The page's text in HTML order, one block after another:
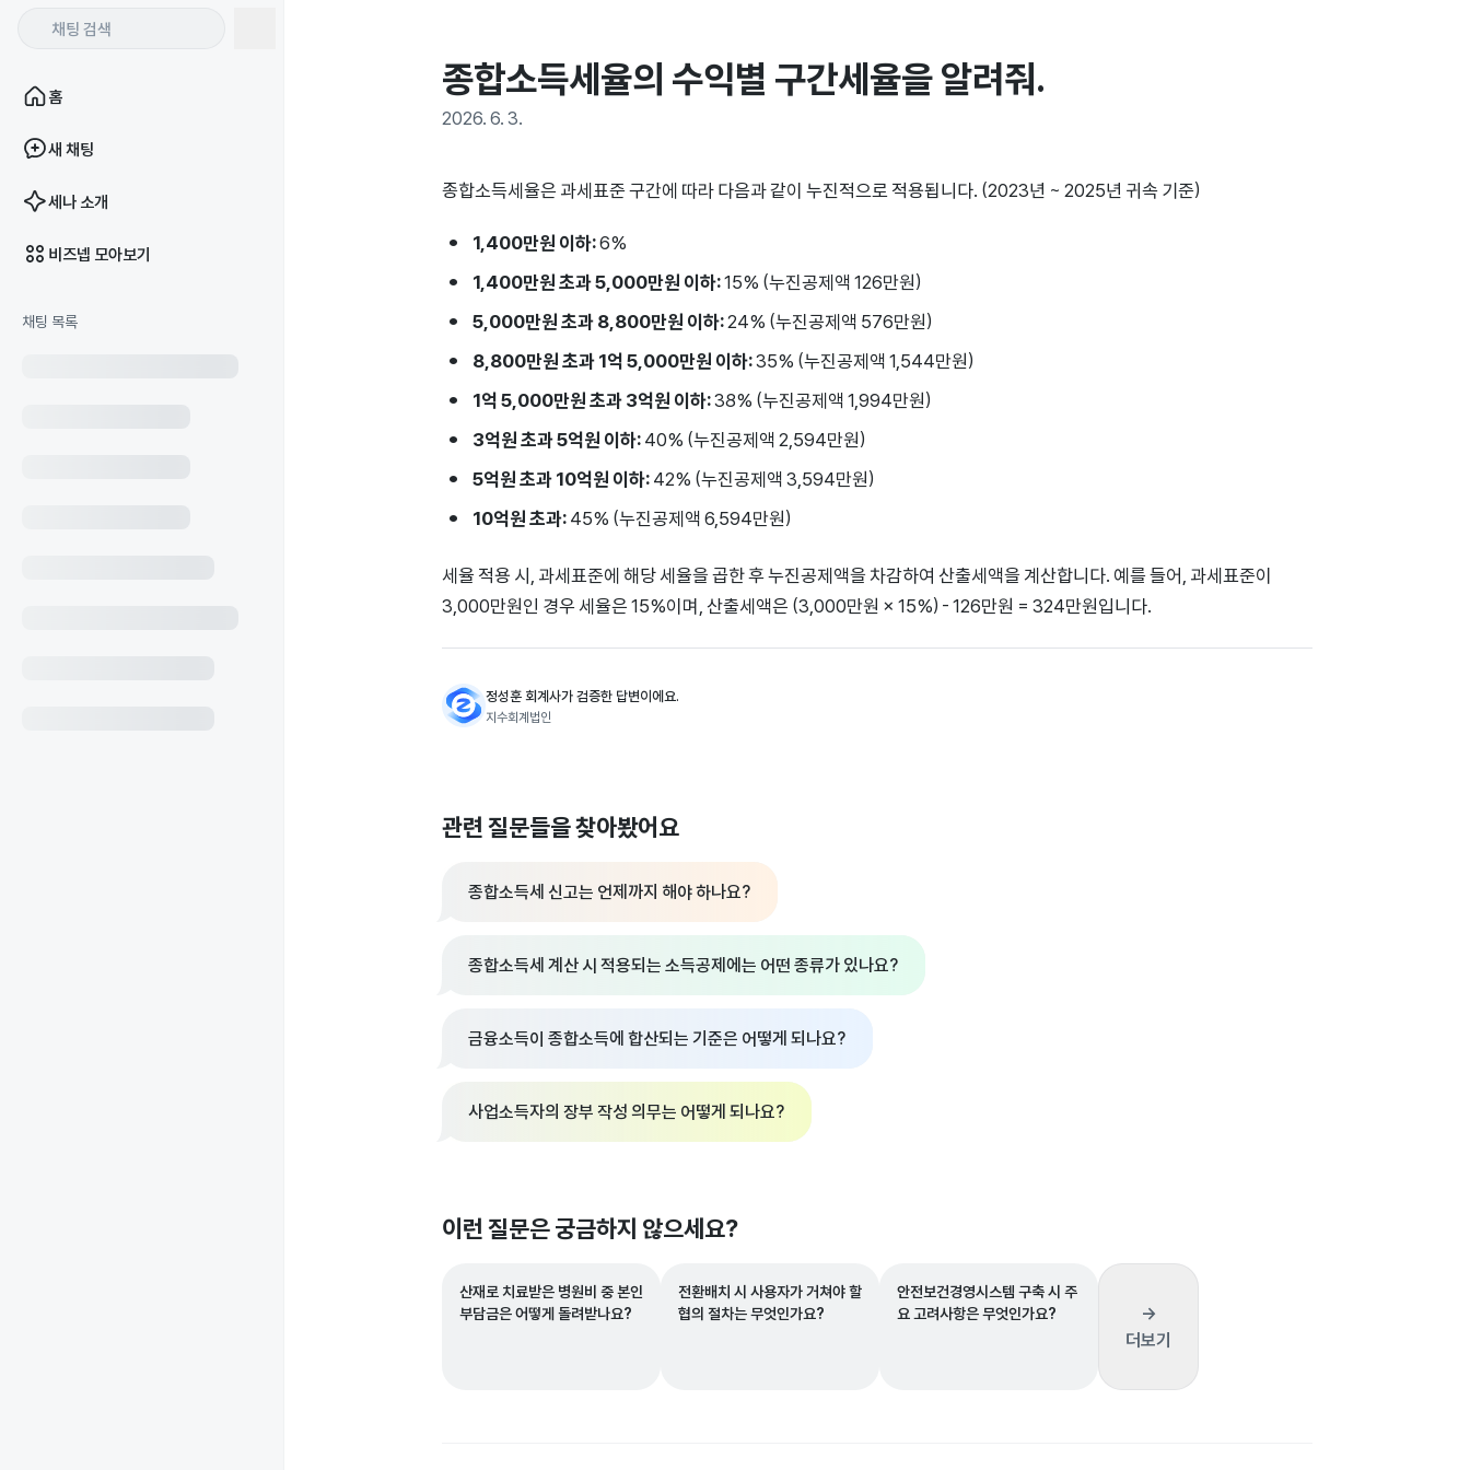
홈
새 채팅
세나 소개
비즈넵 모아보기
채팅 목록
종합소득세율의 수익별 구간세율을 알려줘.
2026. 6. 3.
종합소득세율은 과세표준 구간에 따라 다음과 같이 누진적으로 적용됩니다. (2023년 ~ 2025년 귀속 기준)
1,400만원 이하:6%
1,400만원 초과 5,000만원 이하:15% (누진공제액 126만원)
5,000만원 초과 8,800만원 이하:24% (누진공제액 576만원)
8,800만원 초과 1억 5,000만원 이하:35% (누진공제액 1,544만원)
1억 5,000만원 초과 3억원 이하:38% (누진공제액 1,994만원)
3억원 초과 5억원 이하:40% (누진공제액 2,594만원)
5억원 초과 10억원 이하:42% (누진공제액 3,594만원)
10억원 초과:45% (누진공제액 6,594만원)
세율 적용 시, 과세표준에 해당 세율을 곱한 후 누진공제액을 차감하여 산출세액을 계산합니다. 예를 들어, 과세표준이
3,000만원인 경우 세율은 15%이며, 산출세액은 (3,000만원 × 15%) - 126만원 = 324만원입니다.
정성훈 회계사가 검증한 답변이에요.
지수회계법인
관련 질문들을 찾아봤어요
종합소득세 신고는 언제까지 해야 하나요?
종합소득세 계산 시 적용되는 소득공제에는 어떤 종류가 있나요?
금융소득이 종합소득에 합산되는 기준은 어떻게 되나요?
사업소득자의 장부 작성 의무는 어떻게 되나요?
이런 질문은 궁금하지 않으세요?
산재로 치료받은 병원비 중 본인
부담금은 어떻게 돌려받나요?
전환배치 시 사용자가 거쳐야 할
협의 절차는 무엇인가요?
안전보건경영시스템 구축 시 주
요 고려사항은 무엇인가요?
→
더보기